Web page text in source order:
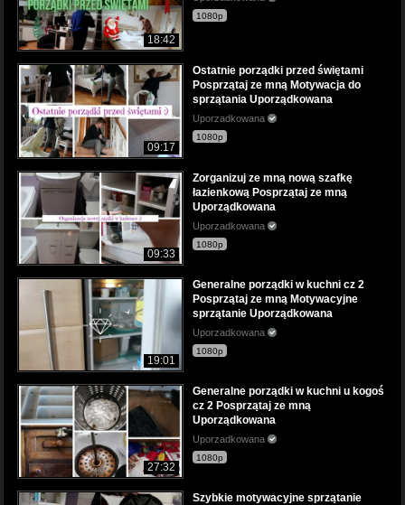
18:42
1080p
09:17
Ostatnie porządki przed świętami
Posprzątaj ze mną Motywacja do
sprzątania Uporządkowana
Uporzadkowana
1080p
09:33
Zorganizuj ze mną nową szafkę
łazienkową Posprzątaj ze mną
Uporządkowana
Uporzadkowana
1080p
19:01
Generalne porządki w kuchni cz 2
Posprzątaj ze mną Motywacyjne
sprzątanie Uporządkowana
Uporzadkowana
1080p
27:32
Generalne porządki w kuchni u kogoś
cz 2 Posprzątaj ze mną
Uporządkowana
Uporzadkowana
1080p
Szybkie motywacyjne sprzątanie